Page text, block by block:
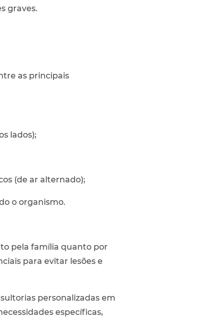
graves.
as principais
lados);
(de ar alternado);
o organismo.
pela família quanto por
para evitar lesões e
personalizadas em
específicas,